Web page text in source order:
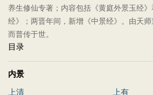
养生修仙专著；内容包括《黄庭外景玉经
经》；两晋年间，新增《中景经》。由天
而普传于世。
目录
内景
上清
上有